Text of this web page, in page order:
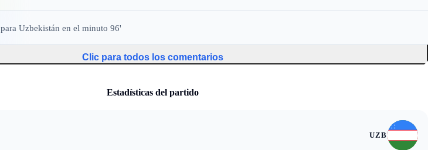
para Uzbekistán en el minuto 96'
Clic para todos los comentarios
Estadísticas del partido
UZB